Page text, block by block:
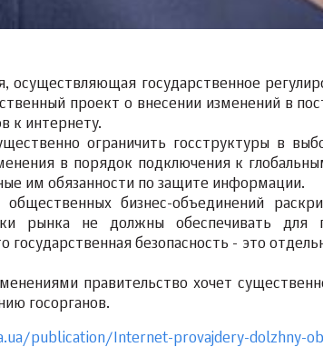
осуществляющая государственное
проект о внесении изменений в
к интернету.
ограничить госструктуры в
в порядок подключения к
им обязанности по защите информации.
общественных бизнес-объединений
рынка не должны обеспечивать для
государственная безопасность - это
правительство хочет
госорганов.
publication/Internet-provajdery-dolzhny-